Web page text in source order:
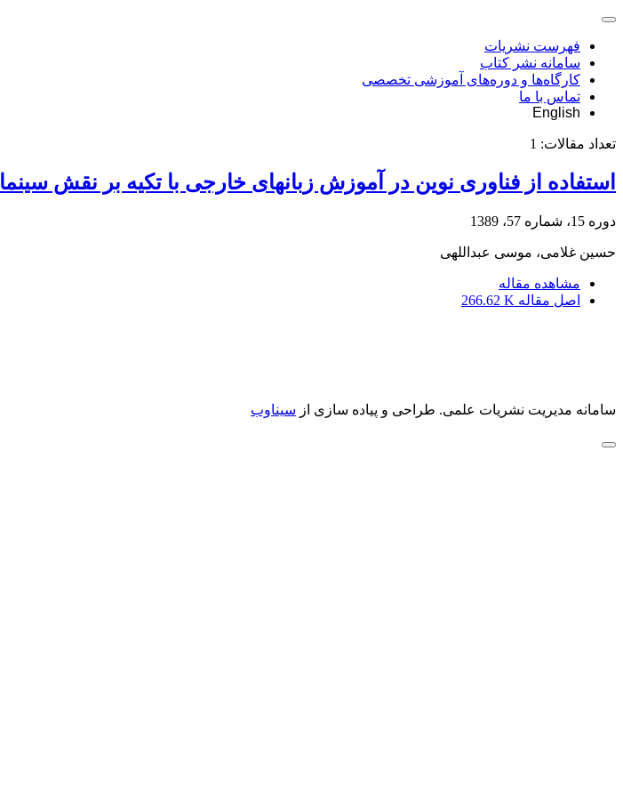
فهرست نشریات
سامانه نشر کتاب
کارگاه‌ها و دوره‌های آموزشی تخصصی
تماس با ما
English
تعداد مقالات: 1
استفاده از فناوری نوین در آموزش زبانهای خارجی با تکیه بر نقش سینما
دوره 15، شماره 57، 1389
حسین غلامی، موسی عبداللهی
مشاهده مقاله
اصل مقاله 266.62 K
سامانه مدیریت نشریات علمی. طراحی و پیاده سازی از سیناوب